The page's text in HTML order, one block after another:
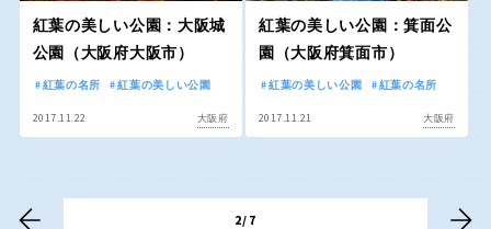
香川 愛媛
高知
紅葉の美しい公園：大阪城
公園（大阪府大阪市）
紅葉の名所 紅葉の美しい公園
2017.11.22 大阪府
紅葉の美しい公園：箕面公
園（大阪府箕面市）
紅葉の美しい公園 紅葉の名所
2017.11.21 大阪府
2/7